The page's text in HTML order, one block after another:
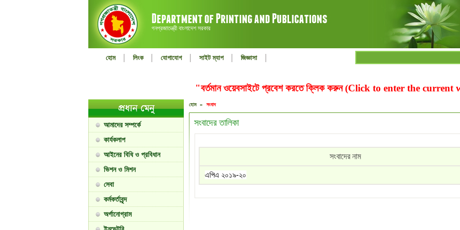
গনপ্রজাতন্ত্রী বাংলাদেশ সরকার
হোম | লিংক | যোগাযোগ | সাইট ম্যাপ | জিজ্ঞাসা |
"বর্তমান ওয়েবসাইটে প্রবেশ করতে ক্লিক করুন (Click to enter the current
আমাদের সম্পর্কে
কার্যকলাপ
আইনের বিধি ও প্রবিধান
ভিশন ও মিশন
সেবা
কর্মকর্তাবৃন্দ
অর্গানোগ্রাম
হোম » সংবাদ
সংবাদের তালিকা
সংবাদের নাম
এপিএ ২০১৯-২০